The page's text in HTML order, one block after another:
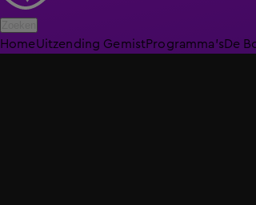
HomeUitzending GemistProgramma'sDe